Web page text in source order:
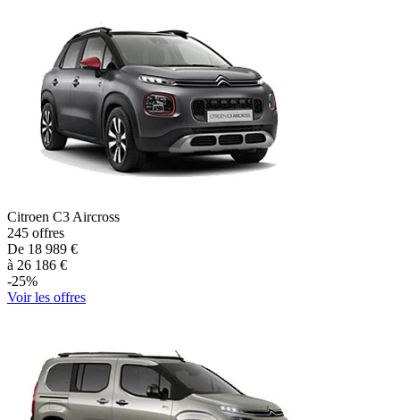
Citroen C3 Aircross
245 offres
De 18 989 €
à 26 186 €
-25%
Voir les offres